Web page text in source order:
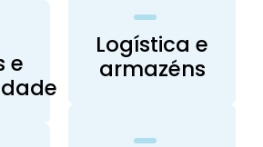
e
Logística e
armazéns